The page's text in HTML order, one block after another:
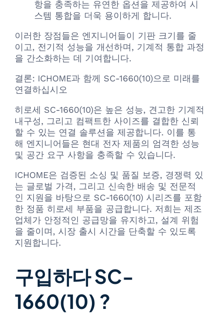
항을 충족하는 유연한 옵션을 제공하여 시
스템 통합을 더욱 용이하게 합니다.
이러한 장점들은 엔지니어들이 기판 크기를 줄
이고, 전기적 성능을 개선하며, 기계적 통합 과정
을 간소화하는 데 기여합니다.
결론: ICHOME과 함께 SC-1660(10)으로 미래를
연결하십시오
히로세 SC-1660(10)은 높은 성능, 견고한 기계적
내구성, 그리고 컴팩트한 사이즈를 결합한 신뢰
할 수 있는 연결 솔루션을 제공합니다. 이를 통
해 엔지니어들은 현대 전자 제품의 엄격한 성능
및 공간 요구 사항을 충족할 수 있습니다.
ICHOME은 검증된 소싱 및 품질 보증, 경쟁력 있
는 글로벌 가격, 그리고 신속한 배송 및 전문적
인 지원을 바탕으로 SC-1660(10) 시리즈를 포함
한 정품 히로세 부품을 공급합니다. 저희는 제조
업체가 안정적인 공급망을 유지하고, 설계 위험
을 줄이며, 시장 출시 시간을 단축할 수 있도록
지원합니다.
구입하다 SC-
1660(10) ?